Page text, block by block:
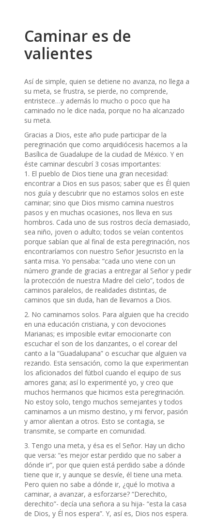
Caminar es de
valientes
Así de simple, quien se detiene no avanza, no llega a
su meta, se frustra, se pierde, no comprende,
entristece…y además lo mucho o poco que ha
caminado no le dice nada, porque no ha alcanzado
su meta.
Gracias a Dios, este año pude participar de la
peregrinación que como arquidiócesis hacemos a la
Basílica de Guadalupe de la ciudad de México. Y en
éste caminar descubrí 3 cosas importantes:
1. El pueblo de Dios tiene una gran necesidad:
encontrar a Dios en sus pasos; saber que es Él quien
nos guía y descubrir que no estamos solos en este
caminar; sino que Dios mismo camina nuestros
pasos y en muchas ocasiones, nos lleva en sus
hombros. Cada uno de sus rostros decía demasiado,
sea niño, joven o adulto; todos se veían contentos
porque sabían que al final de esta peregrinación, nos
encontraríamos con nuestro Señor Jesucristo en la
santa misa. Yo pensaba: “cada uno viene con un
número grande de gracias a entregar al Señor y pedir
la protección de nuestra Madre del cielo”, todos de
caminos paralelos, de realidades distintas, de
caminos que sin duda, han de llevarnos a Dios.
2. No caminamos solos. Para alguien que ha crecido
en una educación cristiana, y con devociones
Marianas; es imposible evitar emocionarte con
escuchar el son de los danzantes, o el corear del
canto a la “Guadalupana” o escuchar que alguien va
rezando. Esta sensación, como la que experimentan
los aficionados del fútbol cuando el equipo de sus
amores gana; así lo experimenté yo, y creo que
muchos hermanos que hicimos esta peregrinación.
No estoy solo, tengo muchos semejantes y todos
caminamos a un mismo destino, y mi fervor, pasión
y amor alientan a otros. Esto se contagia, se
transmite, se comparte en comunidad.
3. Tengo una meta, y ésa es el Señor. Hay un dicho
que versa: “es mejor estar perdido que no saber a
dónde ir”, por que quien está perdido sabe a dónde
tiene que ir, y aunque se desvíe, él tiene una meta.
Pero quien no sabe a dónde ir, ¿qué lo motiva a
caminar, a avanzar, a esforzarse? “Derechito,
derechito”- decía una señora a su hija- “esta la casa
de Dios, y Él nos espera”. Y, así es, Dios nos espera.